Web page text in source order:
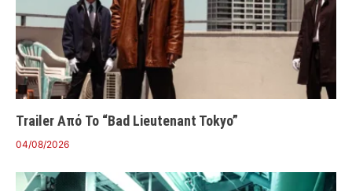
Trailer Από Το “Bad Lieutenant Tokyo”
04/08/2026